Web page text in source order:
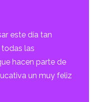
este día tan
todas las
hacen parte de
un muy feliz